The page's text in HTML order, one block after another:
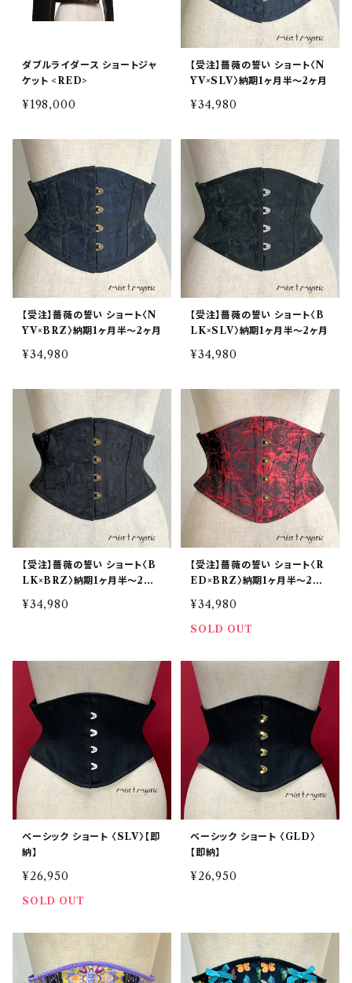
ダブルライダース ショートジャ
ケット <RED>
¥198,000
【受注】薔薇の誓い ショート〈N
YV×SLV〉納期1ヶ月半〜2ヶ月
¥34,980
【受注】薔薇の誓い ショート〈N
YV×BRZ〉納期1ヶ月半〜2ヶ月
¥34,980
【受注】薔薇の誓い ショート〈B
LK×SLV〉納期1ヶ月半〜2ヶ月
¥34,980
【受注】薔薇の誓い ショート〈B
LK×BRZ〉納期1ヶ月半〜2ヶ
¥34,980
【受注】薔薇の誓い ショート〈R
ED×BRZ〉納期1ヶ月半〜2ヶ
¥34,980
SOLD OUT
ベーシック ショート 〈SLV〉【即
納】
¥26,950
SOLD OUT
ベーシック ショート 〈GLD〉
【即納】
¥26,950